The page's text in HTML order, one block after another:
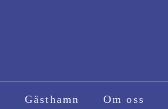
Gästhamn Om oss